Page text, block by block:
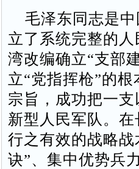
毛泽东同志是中
立了系统完整的
湾改编确立“支部
立“党指挥枪”的
宗旨，成功把一
新型人民军队。
行之有效的战略
诀”、集中优势兵